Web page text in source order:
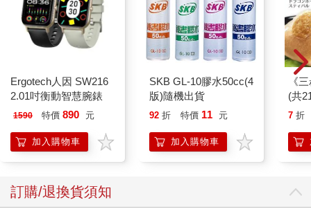
Ergotech人因 SW216
2.01吋衡動智慧腕錶
1590 特價 890 元
加入購物車
SKB GL-10膠水50cc(4
版)隨機出貨
92 折 特價 11 元
加入購物車
《
(共
7 折
訂購/退換貨須知